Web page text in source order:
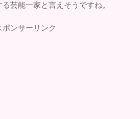
芸能一家と言えそうですね。
ポンサーリンク